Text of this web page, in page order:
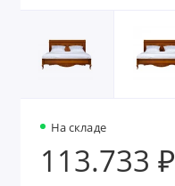
На складе
113.733 ₽